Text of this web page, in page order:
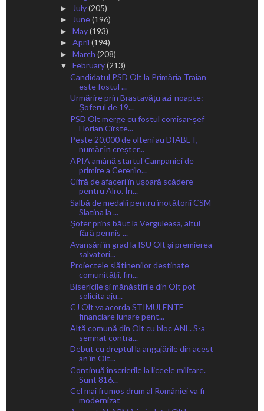
► July(205)
► June(196)
► May(193)
► April (194)
► March (208)
▼ February(213)
Candidatul PSD Olt la Primăria Traian
este fostul ...
Urmărire prin Brastavățu azi-noapte:
Șoferul de 19...
PSD Olt merge cu fostul comisar-șef
Florian Cîrste...
Peste 20.000 de olteni au DIABET,
număr în creșter...
APIA amână startul Campaniei de
primire a Cererilo...
Cifră de afaceri în ușoară scădere
pentru Alro. În...
Salbă de medalii pentru înotătorii CSM
Slatina la ...
Șofer prins băut la Verguleasa, altul
fără permis ...
Avansări în grad la ISU Olt și premierea
salvatori...
Proiectele slătinenilor destinate
comunității, fin...
Bisericile și mănăstirile din Olt pot
solicita aju...
CJ Olt va acorda STIMULENTE
financiare lunare pent...
Altă comună din Olt cu bloc ANL. S-a
semnat contra...
Debut cu dreptul la angajările din acest
an în Olt...
Continuă înscrierile la liceele militare.
Sunt 816...
Cel mai frumos drum al României va fi
modernizat